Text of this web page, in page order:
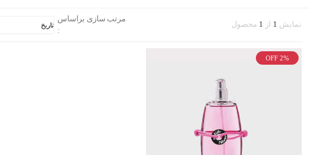
نمایش 1 از 1 محصول
مرتب سازی براساس
:
OFF 2%